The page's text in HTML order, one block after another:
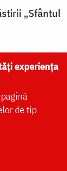
„Sfântul
experiența
de tip